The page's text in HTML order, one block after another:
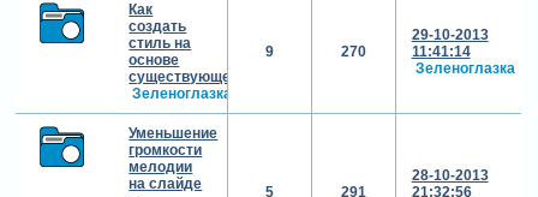
Как
создать
стиль на
основе
существующего?
Зеленоглазка
9 270
29-10-2013
11:41:14
Зеленоглазка
Уменьшение
громкости
мелодии
на слайде
5 291
28-10-2013
21:32:56